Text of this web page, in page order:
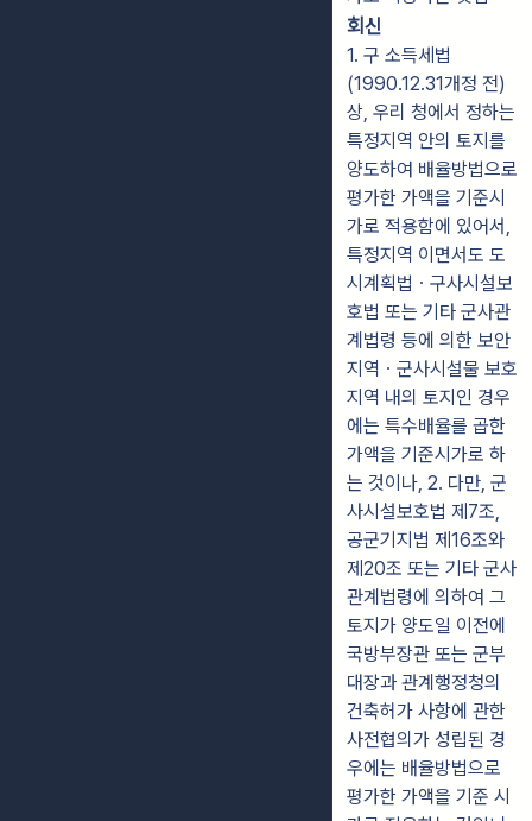
회신
1. 구 소득세법
(1990.12.31개정 전)
상, 우리 청에서 정하는
특정지역 안의 토지를
양도하여 배율방법으로
평가한 가액을 기준시
가로 적용함에 있어서,
특정지역 이면서도 도
시계획법ㆍ구사시설보
호법 또는 기타 군사관
계법령 등에 의한 보안
지역ㆍ군사시설물 보호
지역 내의 토지인 경우
에는 특수배율를 곱한
가액을 기준시가로 하
는 것이나, 2. 다만, 군
사시설보호법 제7조,
공군기지법 제16조와
제20조 또는 기타 군사
관계법령에 의하여 그
토지가 양도일 이전에
국방부장관 또는 군부
대장과 관계행정청의
건축허가 사항에 관한
사전협의가 성립된 경
우에는 배율방법으로
평가한 가액을 기준 시